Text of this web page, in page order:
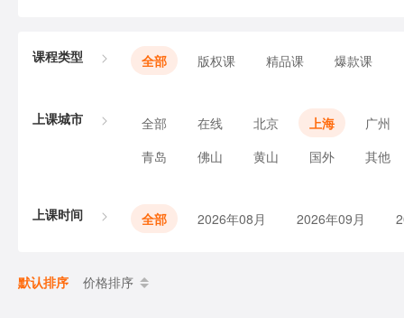
课程类型 全部 版权课 精品课 爆款课
上课城市 全部 在线 北京 上海
广州
青岛
佛山 黄山 国外 其他
上课时间 全部 2026年08月 2026年09月
默认排序 价格排序